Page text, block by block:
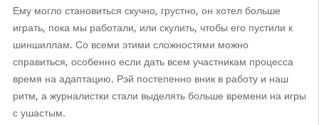
Ему могло становиться скучно, грустно, он хотел больше
играть, пока мы работали, или скулить, чтобы его пустили к
шиншиллам. Со всеми этими сложностями можно
справиться, особенно если дать всем участникам процесса
время на адаптацию. Рэй постепенно вник в работу и наш
ритм, а журналистки стали выделять больше времени на игры
с ушастым.